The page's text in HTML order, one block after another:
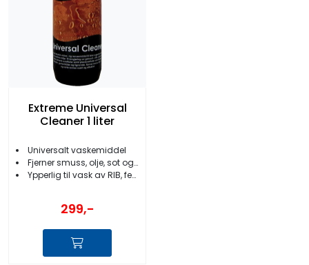
Extreme Universal
Cleaner 1 liter
Universalt vaskemiddel
Fjerner smuss, olje, sot og sorte renner
Ypperlig til vask av RIB, fender, skai
299,-